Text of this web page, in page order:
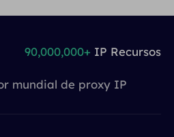
mundial de proxy IP
90,000,000+ IP Recursos